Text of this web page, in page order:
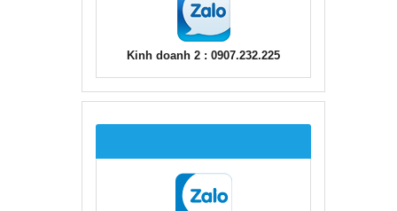
Kinh doanh 2 : 0907.232.225